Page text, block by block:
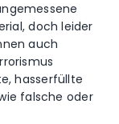
doch leider
auch
hasserfüllte
falsche oder